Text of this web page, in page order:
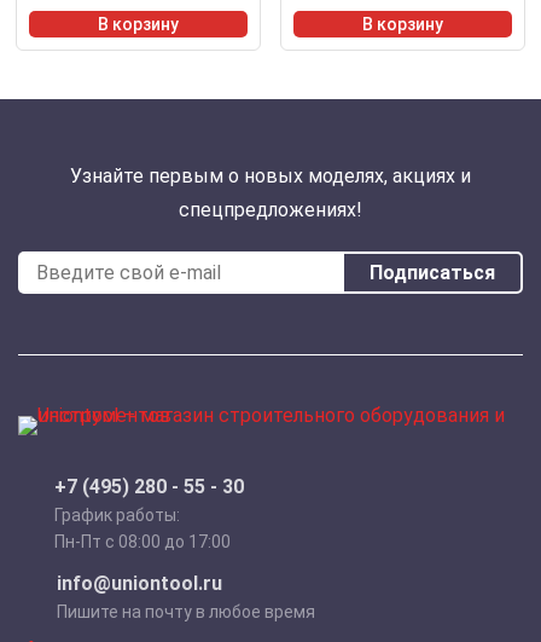
В корзину В корзину
Узнайте первым о новых моделях, акциях и
спецпредложениях!
Подписаться
+7 (495) 280 - 55 - 30
График работы:
Пн-Пт с 08:00 до 17:00
info@uniontool.ru
Пишите на почту в любое время